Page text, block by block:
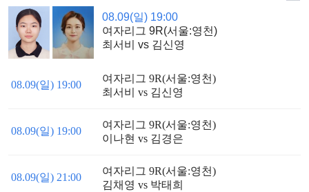
08.09(일) 19:00
여자리그 9R(서울:영천)
최서비 vs 김신영
08.09(일) 19:00
여자리그 9R(서울:영천)
최서비 vs 김신영
08.09(일) 19:00
여자리그 9R(서울:영천)
이나현 vs 김경은
08.09(일) 21:00
여자리그 9R(서울:영천)
김채영 vs 박태희